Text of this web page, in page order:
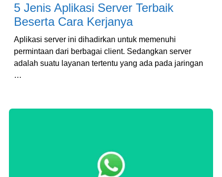
5 Jenis Aplikasi Server Terbaik
Beserta Cara Kerjanya
Aplikasi server ini dihadirkan untuk memenuhi
permintaan dari berbagai client. Sedangkan server
adalah suatu layanan tertentu yang ada pada jaringan
…